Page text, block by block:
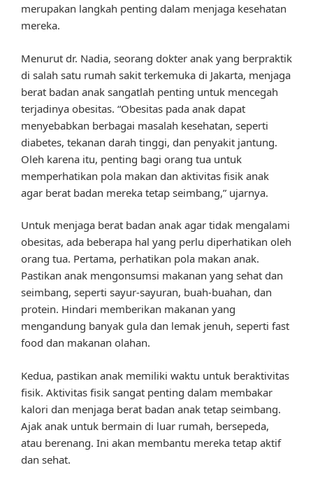
merupakan langkah penting dalam menjaga kesehatan
mereka.
Menurut dr. Nadia, seorang dokter anak yang berpraktik
di salah satu rumah sakit terkemuka di Jakarta, menjaga
berat badan anak sangatlah penting untuk mencegah
terjadinya obesitas. “Obesitas pada anak dapat
menyebabkan berbagai masalah kesehatan, seperti
diabetes, tekanan darah tinggi, dan penyakit jantung.
Oleh karena itu, penting bagi orang tua untuk
memperhatikan pola makan dan aktivitas fisik anak
agar berat badan mereka tetap seimbang,” ujarnya.
Untuk menjaga berat badan anak agar tidak mengalami
obesitas, ada beberapa hal yang perlu diperhatikan oleh
orang tua. Pertama, perhatikan pola makan anak.
Pastikan anak mengonsumsi makanan yang sehat dan
seimbang, seperti sayur-sayuran, buah-buahan, dan
protein. Hindari memberikan makanan yang
mengandung banyak gula dan lemak jenuh, seperti fast
food dan makanan olahan.
Kedua, pastikan anak memiliki waktu untuk beraktivitas
fisik. Aktivitas fisik sangat penting dalam membakar
kalori dan menjaga berat badan anak tetap seimbang.
Ajak anak untuk bermain di luar rumah, bersepeda,
atau berenang. Ini akan membantu mereka tetap aktif
dan sehat.